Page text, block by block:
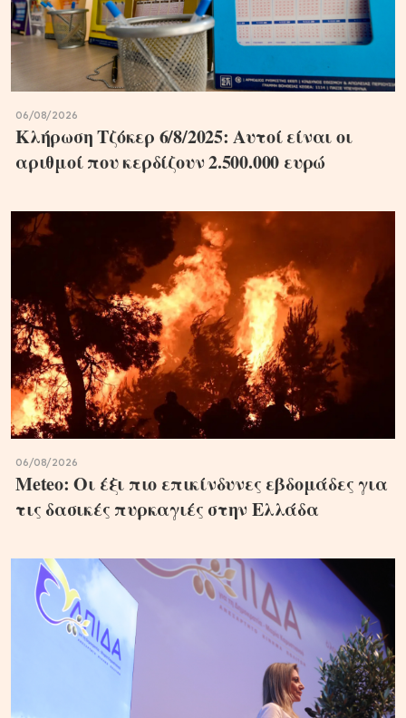
06/08/2026
Κλήρωση Τζόκερ 6/8/2025: Αυτοί είναι οι
αριθμοί που κερδίζουν 2.500.000 ευρώ
06/08/2026
Meteo: Οι έξι πιο επικίνδυνες εβδομάδες για
τις δασικές πυρκαγιές στην Ελλάδα